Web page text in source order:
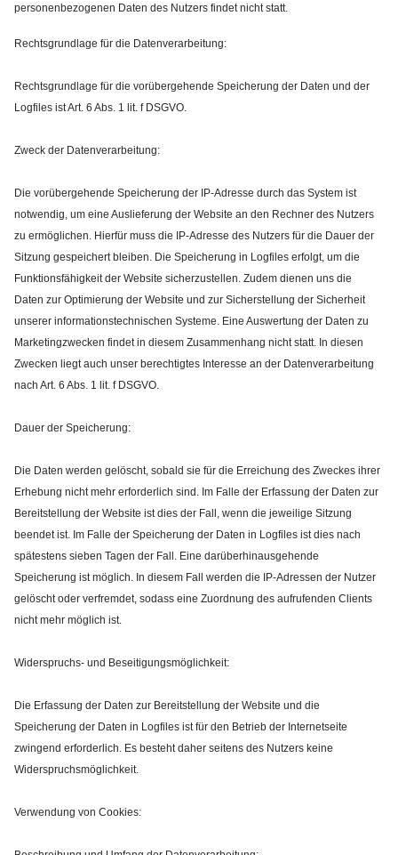
personenbezogenen Daten des Nutzers findet nicht statt.
Rechtsgrundlage für die Datenverarbeitung:
Rechtsgrundlage für die vorübergehende Speicherung der Daten und der
Logfiles ist Art. 6 Abs. 1 lit. f DSGVO.
Zweck der Datenverarbeitung:
Die vorübergehende Speicherung der IP-Adresse durch das System ist
notwendig, um eine Auslieferung der Website an den Rechner des Nutzers
zu ermöglichen. Hierfür muss die IP-Adresse des Nutzers für die Dauer der
Sitzung gespeichert bleiben. Die Speicherung in Logfiles erfolgt, um die
Funktionsfähigkeit der Website sicherzustellen. Zudem dienen uns die
Daten zur Optimierung der Website und zur Sicherstellung der Sicherheit
unserer informationstechnischen Systeme. Eine Auswertung der Daten zu
Marketingzwecken findet in diesem Zusammenhang nicht statt. In diesen
Zwecken liegt auch unser berechtigtes Interesse an der Datenverarbeitung
nach Art. 6 Abs. 1 lit. f DSGVO.
Dauer der Speicherung:
Die Daten werden gelöscht, sobald sie für die Erreichung des Zweckes ihrer
Erhebung nicht mehr erforderlich sind. Im Falle der Erfassung der Daten zur
Bereitstellung der Website ist dies der Fall, wenn die jeweilige Sitzung
beendet ist. Im Falle der Speicherung der Daten in Logfiles ist dies nach
spätestens sieben Tagen der Fall. Eine darüberhinausgehende
Speicherung ist möglich. In diesem Fall werden die IP-Adressen der Nutzer
gelöscht oder verfremdet, sodass eine Zuordnung des aufrufenden Clients
nicht mehr möglich ist.
Widerspruchs- und Beseitigungsmöglichkeit:
Die Erfassung der Daten zur Bereitstellung der Website und die
Speicherung der Daten in Logfiles ist für den Betrieb der Internetseite
zwingend erforderlich. Es besteht daher seitens des Nutzers keine
Widerspruchsmöglichkeit.
Verwendung von Cookies: